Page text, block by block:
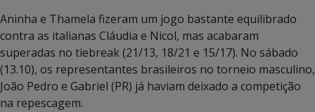
Aninha e Thamela fizeram um jogo bastante equilibrado
contra as italianas Cláudia e Nicol, mas acabaram
superadas no tiebreak (21/13, 18/21 e 15/17). No sábado
(13.10), os representantes brasileiros no torneio masculino,
João Pedro e Gabriel (PR) já haviam deixado a competição
na repescagem.